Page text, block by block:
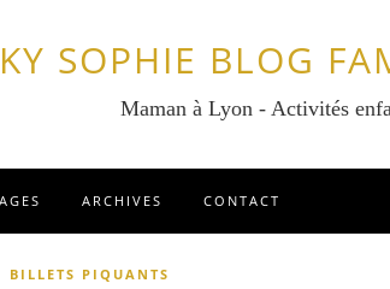
SOPHIE BLOG
Maman à Lyon - Activités
ARCHIVES CONTACT
BILLETS PIQUANTS